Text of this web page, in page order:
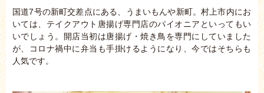
国道7号の新町交差点にある、うまいもんや新町。村上市内にお
いては、テイクアウト唐揚げ専門店のパイオニアといってもい
いでしょう。開店当初は唐揚げ・焼き鳥を専門にしていました
が、コロナ禍中に弁当も手掛けるようになり、今ではそちらも
人気です。